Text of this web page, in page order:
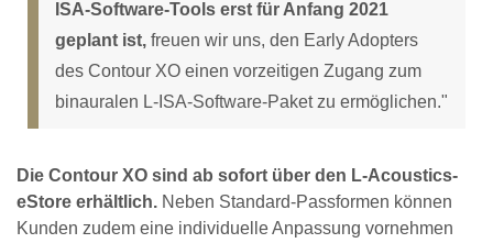
ISA-Software-Tools erst für Anfang 2021
geplant ist, freuen wir uns, den Early Adopters
des Contour XO einen vorzeitigen Zugang zum
binauralen L-ISA-Software-Paket zu ermöglichen."
Die Contour XO sind ab sofort über den L-Acoustics-
eStore erhältlich. Neben Standard-Passformen können
Kunden zudem eine individuelle Anpassung vornehmen